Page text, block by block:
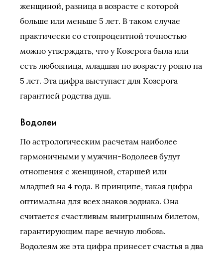
женщиной, разница в возрасте с которой
больше или меньше 5 лет. В таком случае
практически со стопроцентной точностью
можно утверждать, что у Козерога была или
есть любовница, младшая по возрасту ровно на
5 лет. Эта цифра выступает для Козерога
гарантией родства душ.
Водолеи
По астрологическим расчетам наиболее
гармоничными у мужчин-Водолеев будут
отношения с женщиной, старшей или
младшей на 4 года. В принципе, такая цифра
оптимальна для всех знаков зодиака. Она
считается счастливым выигрышным билетом,
гарантирующим паре вечную любовь.
Водолеям же эта цифра принесет счастья в два